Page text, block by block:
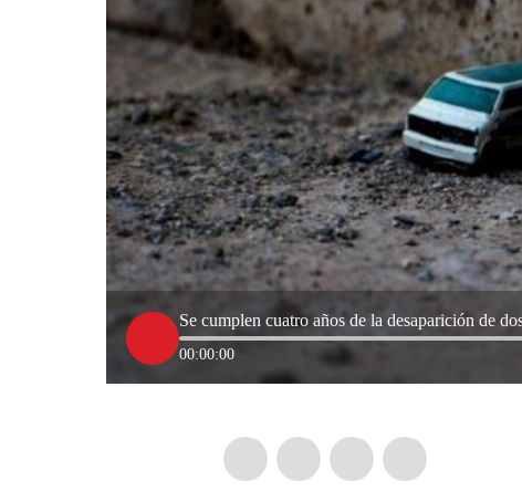
Se cumplen cuatro años de la desaparición de
00:00:00